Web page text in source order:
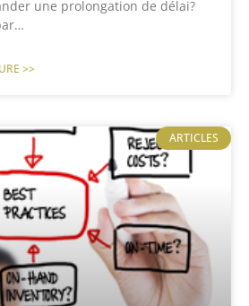
une prolongation de délai?
>>
ARTICLES